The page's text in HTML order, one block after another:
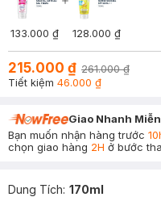
133.000 ₫ 128.000 ₫
215.000 ₫ 261.000 ₫
Tiết kiệm 46.000 ₫
Giao Nhanh
Bạn muốn nhận hàng trước
chọn giao hàng 2H ở bước
Dung Tích: 170ml